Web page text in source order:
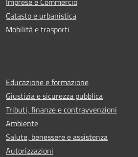
Catasto e urbanistica
Mobilità e trasporti
Educazione e formazione
Giustizia e sicurezza pubblica
Tributi, finanze e contravvenzioni
Ambiente
Salute, benessere e assistenza
Autorizzazioni